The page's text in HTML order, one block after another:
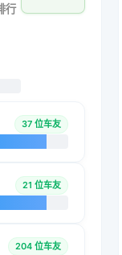
行
37 位车友
21 位车友
204 位车友